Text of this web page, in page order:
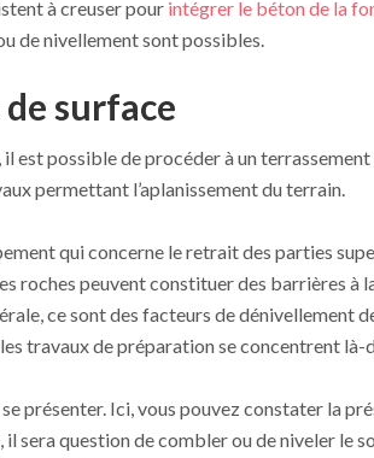
à creuser pour intégrer le béton de la
de nivellement sont possibles.
surface
est possible de procéder à un terrassement
permettant l’aplanissement du terrain.
qui concerne le retrait des parties
roches peuvent constituer des barrières à
ce sont des facteurs de dénivellement
travaux de préparation se concentrent là-
présenter. Ici, vous pouvez constater la
il sera question de combler ou de niveler le